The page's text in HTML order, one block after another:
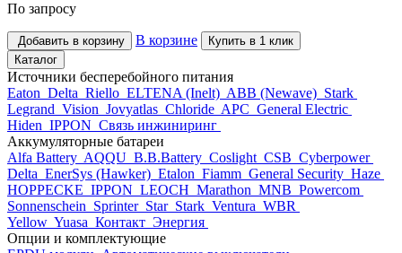
По запросу
Добавить в корзину В корзине
Купить в 1 клик
Каталог
Источники бесперебойного питания
Eaton Delta Riello ELTENA (Inelt) ABB (Newave) Stark
Legrand Vision Jovyatlas Chloride APC General Electric
Hiden IPPON Связь инжиниринг
Аккумуляторные батареи
Alfa Battery AQQU B.B.Battery Coslight CSB Cyberpower
Delta EnerSys (Hawker) Etalon Fiamm General Security Haze
HOPPECKE IPPON LEOCH Marathon MNB Powercom
Sonnenschein Sprinter Star Stark Ventura WBR
Yellow Yuasa Контакт Энергия
Опции и комплектующие